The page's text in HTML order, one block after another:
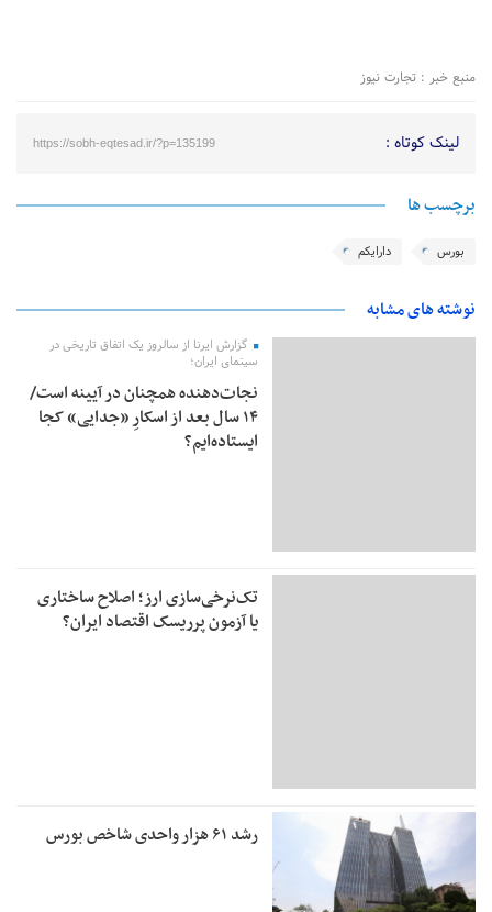
منبع خبر : تجارت نیوز
لینک کوتاه : https://sobh-eqtesad.ir/?p=135199
برچسب ها
بورس دارایکم
نوشته های مشابه
گزارش ایرنا از سالروز یک اتفاق تاریخی در
سینمای ایران؛
نجات‌دهنده‌ همچنان در آیینه است/
۱۴ سال بعد از اسکارِ «جدایی» کجا
ایستاده‌ایم؟
تک‌نرخی‌سازی ارز؛ اصلاح ساختاری
یا آزمون پرریسک اقتصاد ایران؟
رشد ۶۱ هزار واحدی شاخص بورس